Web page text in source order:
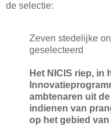
de selectie:
Zeven stedelijke
geselecteerd
Het NICIS riep, in
ambtenaren uit
indienen van
op het gebied